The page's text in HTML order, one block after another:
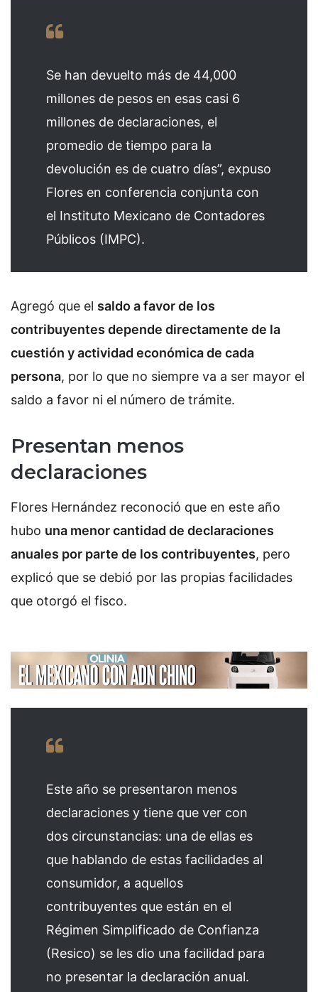
Se han devuelto más de 44,000
millones de pesos en esas casi 6
millones de declaraciones, el
promedio de tiempo para la
devolución es de cuatro días”, expuso
Flores en conferencia conjunta con
el Instituto Mexicano de Contadores
Públicos (IMPC).
Agregó que el saldo a favor de los
contribuyentes depende directamente de la
cuestión y actividad económica de cada
persona, por lo que no siempre va a ser mayor el
saldo a favor ni el número de trámite.
Presentan menos
declaraciones
Flores Hernández reconoció que en este año
hubo una menor cantidad de declaraciones
anuales por parte de los contribuyentes, pero
explicó que se debió por las propias facilidades
que otorgó el fisco.
Este año se presentaron menos
declaraciones y tiene que ver con
dos circunstancias: una de ellas es
que hablando de estas facilidades al
consumidor, a aquellos
contribuyentes que están en el
Régimen Simplificado de Confianza
(Resico) se les dio una facilidad para
no presentar la declaración anual.